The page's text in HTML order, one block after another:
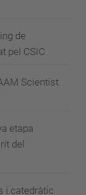
de
pel CSIC
Scientist
etapa
del
i catedràtic